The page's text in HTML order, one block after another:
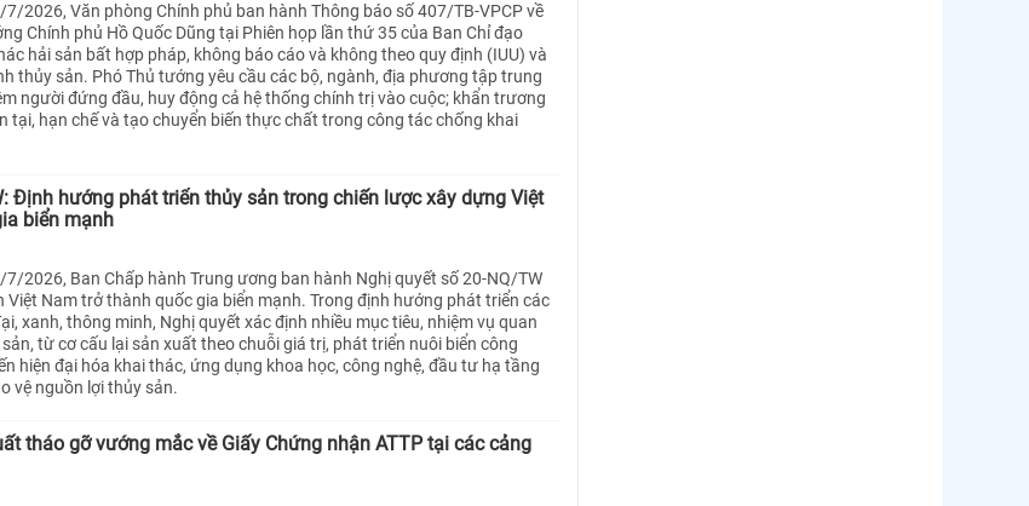
2026, Văn phòng Chính phủ ban hành Thông báo số 407/TB-VPCP về
Chính phủ Hồ Quốc Dũng tại Phiên họp lần thứ 35 của Ban Chỉ đạo
hải sản bất hợp pháp, không báo cáo và không theo quy định (IUU) và
thủy sản. Phó Thủ tướng yêu cầu các bộ, ngành, địa phương tập trung
người đứng đầu, huy động cả hệ thống chính trị vào cuộc; khẩn trương
tại, hạn chế và tạo chuyển biến thực chất trong công tác chống khai
Định hướng phát triển thủy sản trong chiến lược xây dựng Việt
biển mạnh
2026, Ban Chấp hành Trung ương ban hành Nghị quyết số 20-NQ/TW
Việt Nam trở thành quốc gia biển mạnh. Trong định hướng phát triển các
xanh, thông minh, Nghị quyết xác định nhiều mục tiêu, nhiệm vụ quan
từ cơ cấu lại sản xuất theo chuỗi giá trị, phát triển nuôi biển công
hiện đại hóa khai thác, ứng dụng khoa học, công nghệ, đầu tư hạ tầng
vệ nguồn lợi thủy sản.
tháo gỡ vướng mắc về Giấy Chứng nhận ATTP tại các cảng